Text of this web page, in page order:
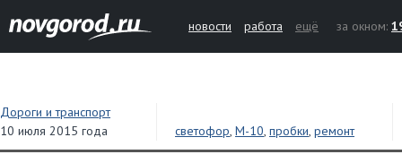
новости работа ещё за окном:
Дороги и транспорт
10 июля 2015 года
светофор, М-10, пробки, ремонт